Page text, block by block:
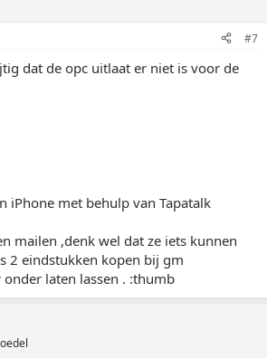
#7
dat de opc uitlaat er niet is voor de
iPhone met behulp van Tapatalk
mailen ,denk wel dat ze iets kunnen
2 eindstukken kopen bij gm
laten lassen . :thumb